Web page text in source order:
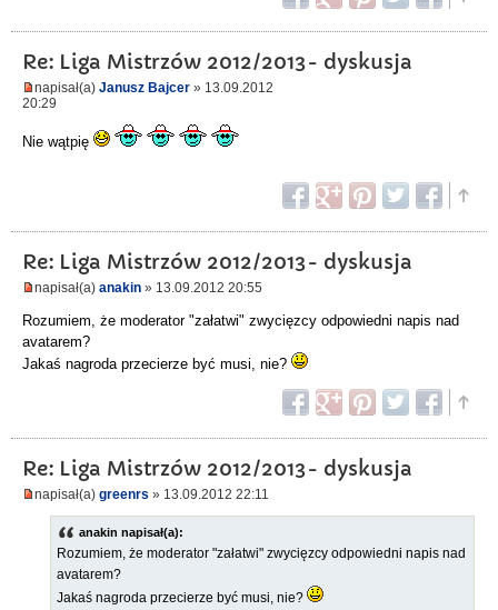
Re: Liga Mistrzów 2012/2013- dyskusja
napisał(a) Janusz Bajcer » 13.09.2012
20:29
Nie wątpię
Re: Liga Mistrzów 2012/2013- dyskusja
napisał(a) anakin » 13.09.2012 20:55
Rozumiem, że moderator "załatwi" zwycięzcy odpowiedni napis nad
avatarem?
Jakaś nagroda przecierze być musi, nie?
Re: Liga Mistrzów 2012/2013- dyskusja
napisał(a) greenrs » 13.09.2012 22:11
anakin napisał(a):
Rozumiem, że moderator "załatwi" zwycięzcy odpowiedni napis nad
avatarem?
Jakaś nagroda przecierze być musi, nie?